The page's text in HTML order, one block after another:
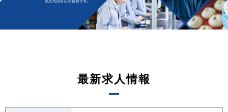
最新求人情報